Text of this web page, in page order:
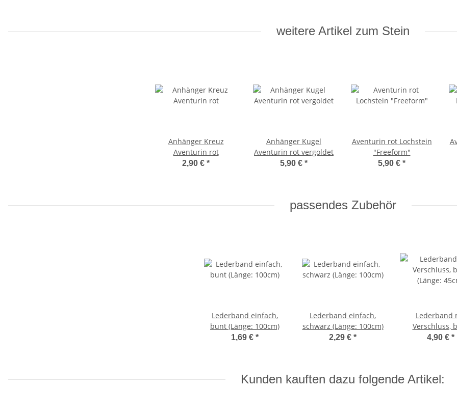
weitere Artikel zum Stein
Anhänger Kreuz
Aventurin rot
2,90 € *
Anhänger Kugel
Aventurin rot vergoldet
5,90 € *
Aventurin rot Lochstein
"Freeform"
5,90 € *
passendes Zubehör
Lederband einfach,
bunt (Länge: 100cm)
1,69 € *
Lederband einfach,
schwarz (Länge: 100cm)
2,29 € *
Lederband
Verschluss,
(Länge:
4,90 € *
Kunden kauften dazu folgende Artikel: